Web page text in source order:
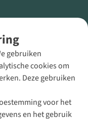
gebruiken
cookies om
Deze gebruiken
voor het
en het gebruik